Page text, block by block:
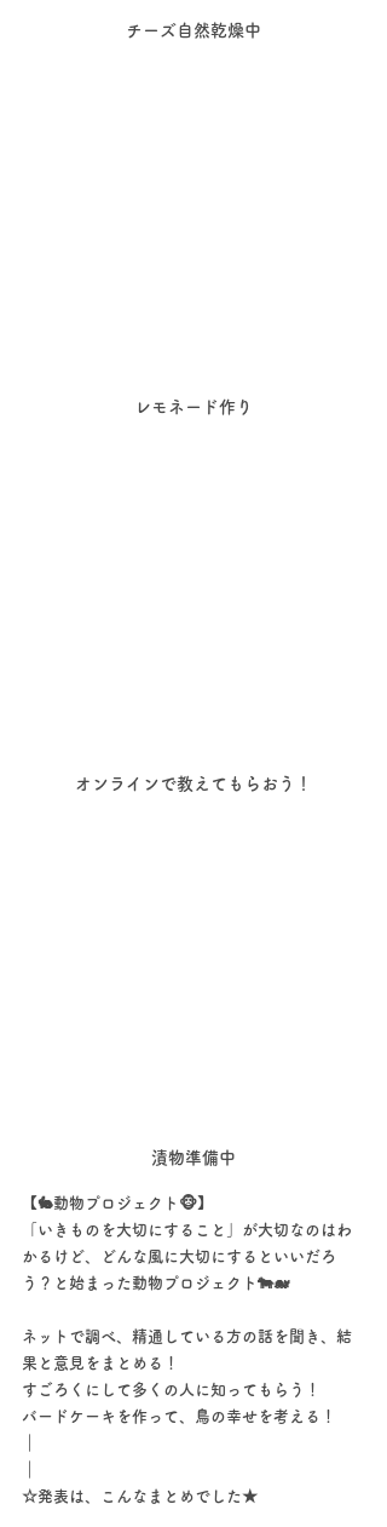
チーズ自然乾燥中
レモネード作り
オンラインで教えてもらおう！
漬物準備中
【🐇動物プロジェクト🐵】
「いきものを大切にすること」が​大切なのはわ
かるけど、​どんな風に大切にするといいだろ
う？と始まった動物プロジェクト🐄🐋
ネットで調べ、精通している方の話を聞き、結
果と意見をまとめる！
すごろくにして多くの人に知ってもらう！
バードケーキを作って、鳥の幸せを考える！
☆発表は、こんなまとめでした★